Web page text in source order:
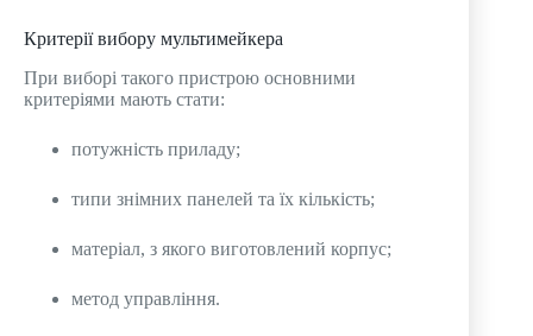
Критерії вибору мультимейкера
При виборі такого пристрою основними
критеріями мають стати:
потужність приладу;
типи знімних панелей та їх кількість;
матеріал, з якого виготовлений корпус;
метод управління.